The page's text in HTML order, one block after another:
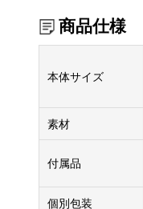
商品仕様
本体サイズ
素材
付属品
個別包装